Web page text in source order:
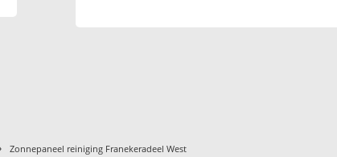
Zonnepaneel reiniging Franekeradeel West